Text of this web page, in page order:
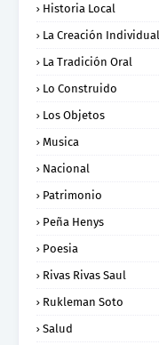
Historia Local
La Creación Individual
La Tradición Oral
Lo Construido
Los Objetos
Musica
Nacional
Patrimonio
Peña Henys
Poesia
Rivas Rivas Saul
Rukleman Soto
Salud